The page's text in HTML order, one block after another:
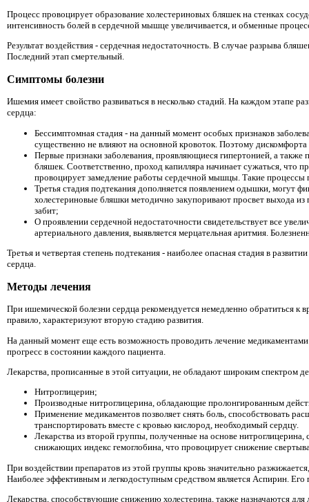
Процесс провоцирует образование холестериновых бляшек на стенках
интенсивность болей в сердечной мышце увеличивается, и обменные
Результат воздействия - сердечная недостаточность. В случае разрыва
Последний этап смертельный.
Симптомы болезни
Ишемия имеет свойство развиваться в несколько стадий. На каждом
сердца:
Бессимптомная стадия - на данный момент особых признаков
существенно не влияют на основной кровоток. Поэтому
Первые признаки заболевания, проявляющиеся гипертонией, а
бляшек. Соответственно, проход капилляра начинает сужаться, что
провоцирует замедление работы сердечной мышцы. Такие
Третья стадия подтекания дополняется появлением одышки, могут
холестериновые бляшки методично закупоривают просвет выхода
забит;
О проявлении сердечной недостаточности свидетельствует все
артериального давления, выявляется мерцательная аритмия.
Третья и четвертая степень подтекания - наиболее опасная стадия в
сердца.
Методы лечения
При ишемической болезни сердца рекомендуется немедленно обратиться к
правило, характеризуют вторую стадию развития.
На данный момент еще есть возможность проводить лечение
прогресс в состоянии каждого пациента.
Лекарства, прописанные в этой ситуации, не обладают широким спектром
Нитроглицерин;
Производные нитроглицерина, обладающие пролонгированным
Применение медикаментов позволяет снять боль, способствовать
транспортировать вместе с кровью кислород, необходимый сердцу.
Лекарства из второй группы, полученные на основе
снижающих индекс гемоглобина, что провоцирует снижение
При воздействии препаратов из этой группы кровь значительно
Наиболее эффективным и легкодоступным средством является Аспирин.
Лекарства, способствующие снижению холестерина, также назначаются